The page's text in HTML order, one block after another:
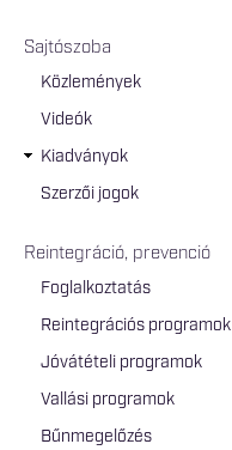
Sajtószoba
Közlemények
Videók
Kiadványok
Szerzői jogok
Reintegráció, prevenció
Foglalkoztatás
Reintegrációs programok
Jóvátételi programok
Vallási programok
Bűnmegelőzés